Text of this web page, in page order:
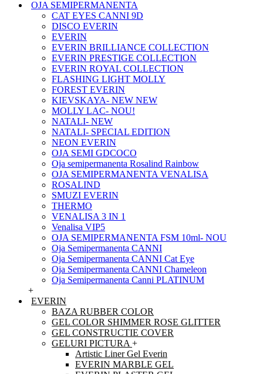
OJA SEMIPERMANENTA
CAT EYES CANNI 9D
DISCO EVERIN
EVERIN
EVERIN BRILLIANCE COLLECTION
EVERIN PRESTIGE COLLECTION
EVERIN ROYAL COLLECTION
FLASHING LIGHT MOLLY
FOREST EVERIN
KIEVSKAYA- NEW NEW
MOLLY LAC- NOU!
NATALI- NEW
NATALI- SPECIAL EDITION
NEON EVERIN
OJA SEMI GDCOCO
Oja semipermanenta Rosalind Rainbow
OJA SEMIPERMANENTA VENALISA
ROSALIND
SMUZI EVERIN
THERMO
VENALISA 3 IN 1
Venalisa VIP5
OJA SEMIPERMANENTA FSM 10ml- NOU
Oja Semipermanenta CANNI
Oja Semipermanenta CANNI Cat Eye
Oja Semipermanenta CANNI Chameleon
Oja Semipermanenta Canni PLATINUM
+
EVERIN
BAZA RUBBER COLOR
GEL COLOR SHIMMER ROSE GLITTER
GEL CONSTRUCTIE COVER
GELURI PICTURA +
Artistic Liner Gel Everin
EVERIN MARBLE GEL